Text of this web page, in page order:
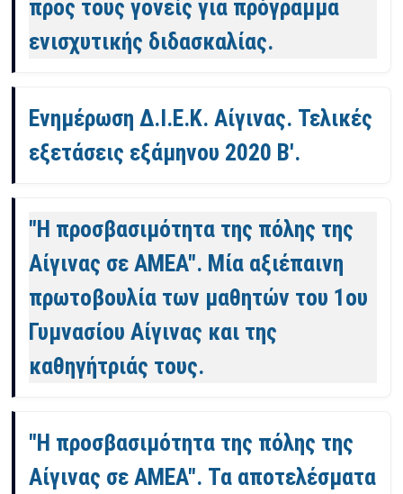
προς τους γονείς για πρόγραμμα
ενισχυτικής διδασκαλίας.
Ενημέρωση Δ.Ι.Ε.Κ. Αίγινας. Τελικές
εξετάσεις εξάμηνου 2020 Β'.
"Η προσβασιμότητα της πόλης της
Αίγινας σε ΑΜΕΑ". Μία αξιέπαινη
πρωτοβουλία των μαθητών του 1ου
Γυμνασίου Αίγινας και της
καθηγήτριάς τους.
"Η προσβασιμότητα της πόλης της
Αίγινας σε ΑΜΕΑ". Τα αποτελέσματα